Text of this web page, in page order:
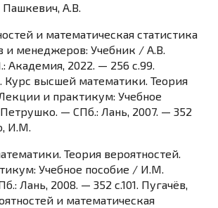
Пашкевич, А.В.
и математическая статистика
и менеджеров: Учебник / А.В.
Академия, 2022. — 256 c.99.
высшей математики. Теория
и практикум: Учебное
— СПб.: Лань, 2007. — 352
И.М.
Теория вероятностей.
Учебное пособие / И.М.
Лань, 2008. — 352 c.101. Пугачёв,
и математическая